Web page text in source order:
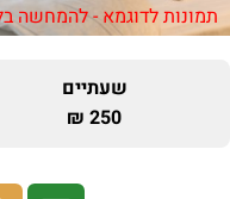
תמונות לדוגמא - להמחשה
שעתיים
250 ₪